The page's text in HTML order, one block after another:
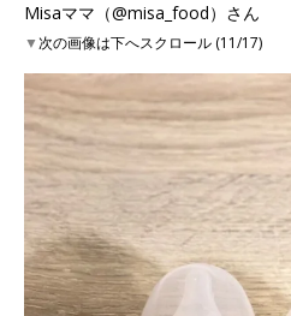
Misaママ（@misa_food）さん
▼次の画像は下へスクロール (11/17)